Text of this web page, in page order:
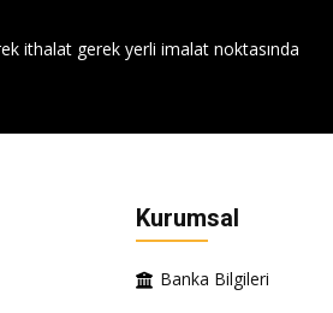
ithalat gerek yerli imalat noktasında
Kurumsal
Banka Bilgileri